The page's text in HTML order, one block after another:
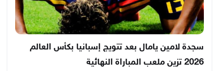
سجدة لامين يامال بعد تتويج إسبانيا بكأس العالم
2026 تزين ملعب المباراة النهائية